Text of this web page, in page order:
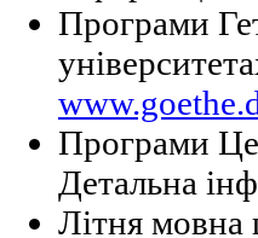
Програми
Програми
Детальна
Літня мовна